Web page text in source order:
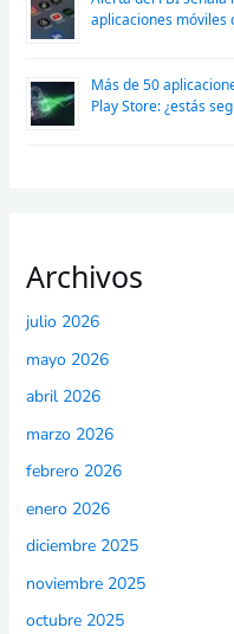
aplicaciones móviles
Más de 50
Play Store: ¿estás
Archivos
julio 2026
mayo 2026
abril 2026
marzo 2026
febrero 2026
enero 2026
diciembre 2025
noviembre 2025
octubre 2025